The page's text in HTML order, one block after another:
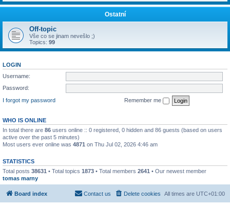
Ostatní
Off-topic
Vše co se jinam nevešlo ;)
Topics: 99
LOGIN
Username:
Password:
I forgot my password
Remember me
WHO IS ONLINE
In total there are 86 users online :: 0 registered, 0 hidden and 86 guests (based on users
active over the past 5 minutes)
Most users ever online was 4871 on Thu Jul 02, 2026 4:46 am
STATISTICS
Total posts 38631 • Total topics 1873 • Total members 2641 • Our newest member
tomas marny
Board index All times are UTC+01:00
Delete cookies
Contact us